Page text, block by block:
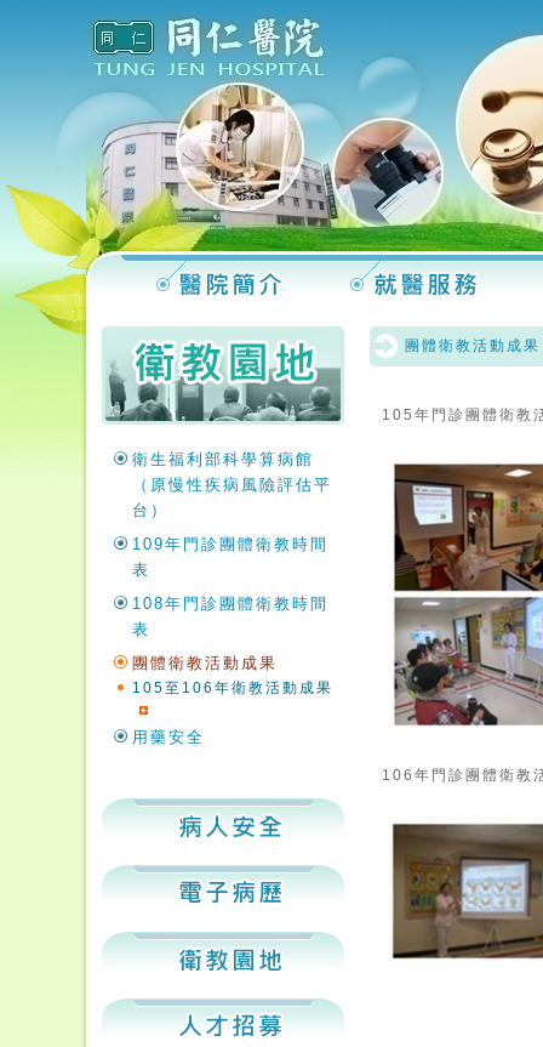
衛生福利部科學算病館
（原慢性疾病風險評估平
台）
109年門診團體衛教時間
表
108年門診團體衛教時間
表
團體衛教活動成果
105至106年衛教活動成果
用藥安全
團體衛教活動成果
105年門診團體衛教
106年門診團體衛教